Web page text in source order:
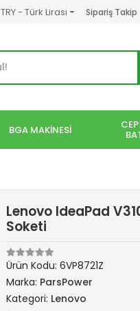
TRY - Türk Lirası Sipariş Takip
BGA MAKİNESİ
Lenovo IdeaPad
Soketi
Ürün Kodu: 6VP8721Z
Marka: ParsPower
Kategori: Lenovo